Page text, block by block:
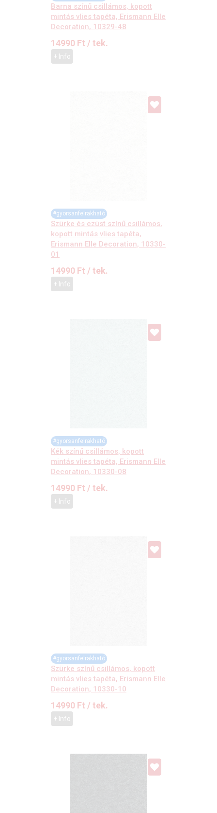
Barna színű csillámos, kopott
mintás vlies tapéta, Erismann Elle
Decoration, 10329-48
14990 Ft / tek.
+ Info
#gyorsanfelrakható
Szürke és ezüst színű csillámos,
kopott mintás vlies tapéta,
Erismann Elle Decoration, 10330-
01
14990 Ft / tek.
+ Info
#gyorsanfelrakható
Kék színű csillámos, kopott
mintás vlies tapéta, Erismann Elle
Decoration, 10330-08
14990 Ft / tek.
+ Info
#gyorsanfelrakható
Szürke színű csillámos, kopott
mintás vlies tapéta, Erismann Elle
Decoration, 10330-10
14990 Ft / tek.
+ Info